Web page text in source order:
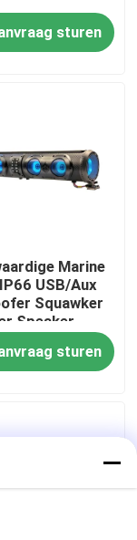
sturen
Marine
USB/Aux
Squawker
Speaker
Golfkar
Soundbar
sturen